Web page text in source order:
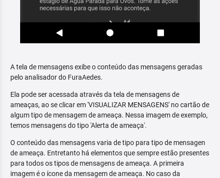
A tela de mensagens exibe o conteúdo das mensagens geradas
pelo analisador do FuraAedes.
Ela pode ser acessada através da tela de mensagens de
ameaças, ao se clicar em 'VISUALIZAR MENSAGENS' no cartão de
algum tipo de mensagem de ameaça. Nessa imagem de exemplo,
temos mensagens do tipo 'Alerta de ameaça'.
O conteúdo das mensagens varia de tipo para tipo de mensagen
de ameaça. Entretanto há elementos que sempre estão presentes
para todos os tipos de mensagens de ameaça. A primeira
imagem é o ícone da mensagem de ameaça. No caso da